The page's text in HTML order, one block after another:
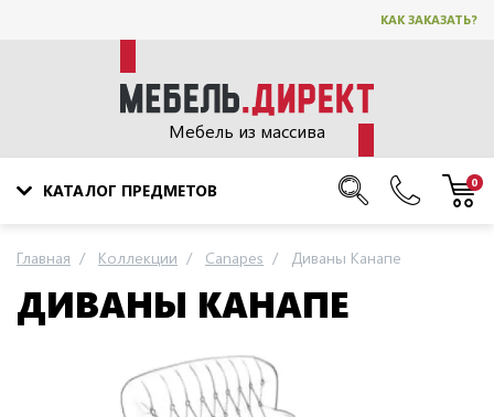
КАК ЗАКАЗАТЬ?
Мебель из массива
КАТАЛОГ ПРЕДМЕТОВ 0
Главная Коллекции Canapes Диваны Канапе
ДИВАНЫ КАНАПЕ